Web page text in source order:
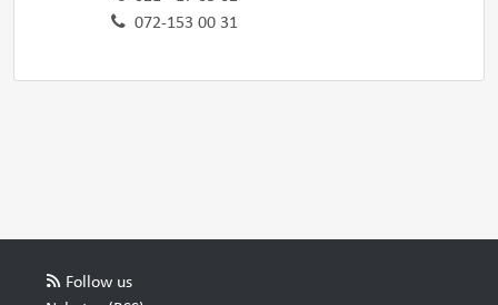
072-153 00 31
Follow us